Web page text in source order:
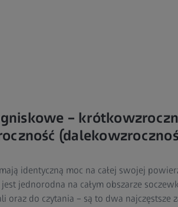
–
identyczną moc na całej swojej
jednorodna na całym obszarze
oraz do czytania – są to dwa najczęstsze